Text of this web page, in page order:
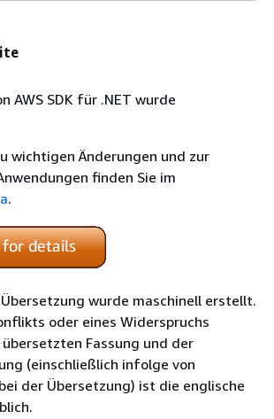
AWS SDK für .NET wurde
wichtigen Änderungen und zur
finden Sie im
.
wurde maschinell erstellt.
oder eines Widerspruchs
Fassung und der
(einschließlich infolge von
der Übersetzung) ist die englische